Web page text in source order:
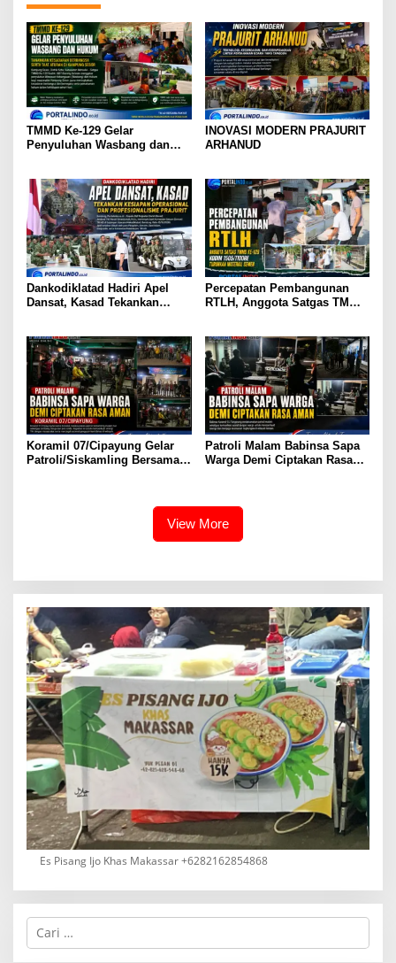
TMMD Ke-129 Gelar
Penyuluhan Wasbang dan
di Kampung Sesor
INOVASI MODERN PRAJURIT
ARHANUD
Dankodiklatad Hadiri Apel
Dansat, Kasad Tekankan
Percepatan Pembangunan
RTLH, Anggota Satgas TMMD
Koramil 07/Cipayung Gelar
Patroli/Siskamling Bersama
Patroli Malam Babinsa Sapa
Warga Demi Ciptakan Rasa
View More
Es Pisang Ijo Khas Makassar +6282162854868
C